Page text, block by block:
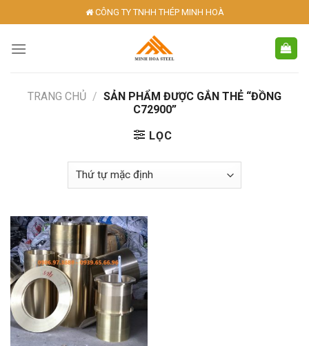
to
content
CÔNG TY TNHH THÉP MINH HOÀ
TRANG CHỦ / SẢN PHẨM ĐƯỢC GẮN THẺ “ĐỒNG
C72900”
LỌC